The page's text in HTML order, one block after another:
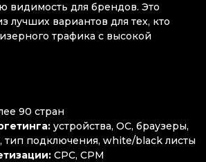
видимость для брендов. Это
лучших вариантов для тех, кто
трафика с высокой
90 стран
устройства, ОС, браузеры,
тип подключения, white/black листы
CPC, CPM